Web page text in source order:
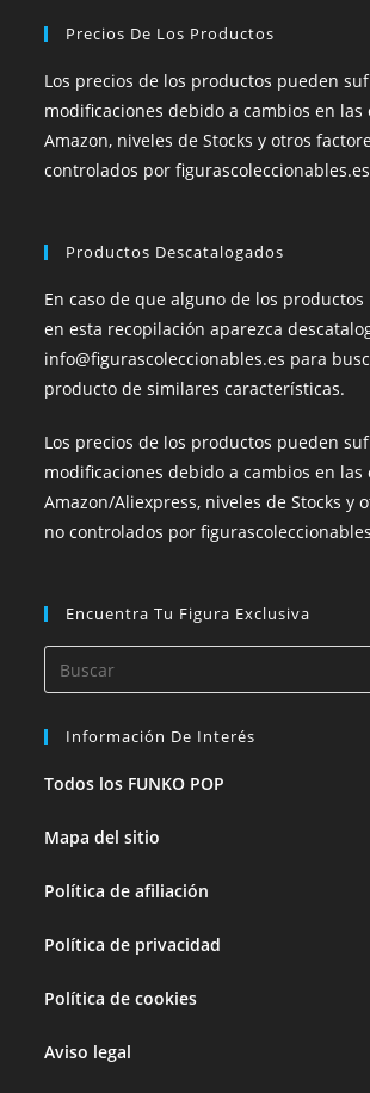
Precios De Los Productos
Los precios de los productos pueden
modificaciones debido a cambios en las
Amazon, niveles de Stocks y otros
controlados por figurascoleccionables.es
Productos Descatalogados
En caso de que alguno de los
en esta recopilación aparezca
info@figurascoleccionables.es para
producto de similares características.
Los precios de los productos pueden
modificaciones debido a cambios en las
Amazon/Aliexpress, niveles de Stocks y
no controlados por
Encuentra Tu Figura Exclusiva
Información De Interés
Todos los FUNKO POP
Mapa del sitio
Política de afiliación
Política de privacidad
Política de cookies
Aviso legal